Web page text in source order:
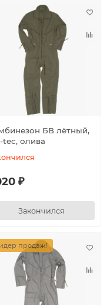
БВ лётный,
tec, олива
₽
Закончился
продаж!